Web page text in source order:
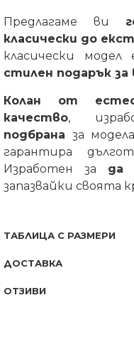
Предлагаме ви
класически до
класически модел
стилен подарък за
Колан от
качество,
подбрана за
гарантира
Изработен за да
запазвайки своята
ТАБЛИЦА С РАЗМЕРИ
ДОСТАВКА
ОТЗИВИ